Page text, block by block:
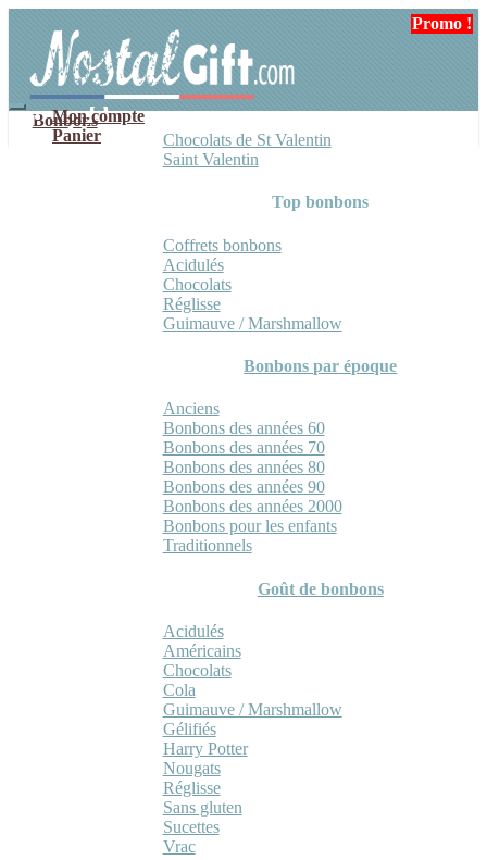
navigation
contenu
Mon compte
Panier
Bonbons
Chocolats de St Valentin
Saint Valentin
Top bonbons
Coffrets bonbons
Acidulés
Chocolats
Réglisse
Guimauve / Marshmallow
Bonbons par époque
Anciens
Bonbons des années 60
Bonbons des années 70
Bonbons des années 80
Bonbons des années 90
Bonbons des années 2000
Bonbons pour les enfants
Traditionnels
Goût de bonbons
Acidulés
Américains
Chocolats
Cola
Guimauve / Marshmallow
Gélifiés
Harry Potter
Nougats
Réglisse
Sans gluten
Sucettes
Vrac
Promo !